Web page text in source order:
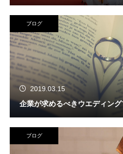
ブログ
2019.03.15
企業が求めるべきウエディン
ブログ